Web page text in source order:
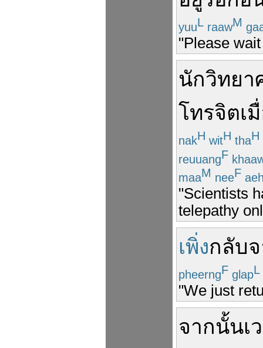
yuuL raawM
"Please
นักวิทยา
โทรจิตเ
nakH witH thaH
reuuangF
maaM neeF
"Scientists
telepathy
เพิ่งกลับ
pheerngF glapL
"We just
จากนั้นเ